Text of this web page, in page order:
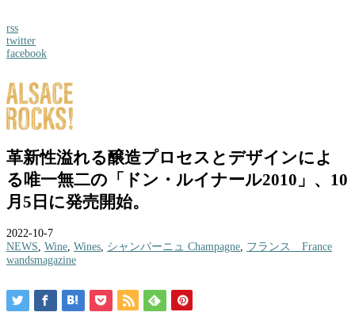
rss
twitter
facebook
革新性溢れる醸造プロセスとデザインによ
る唯一無二の「ドン・ルイナール2010」、10
月5日に発売開始。
2022-10-7
NEWS Wine Wines シャンパーニュ Champagne フランス France
wandsmagazine